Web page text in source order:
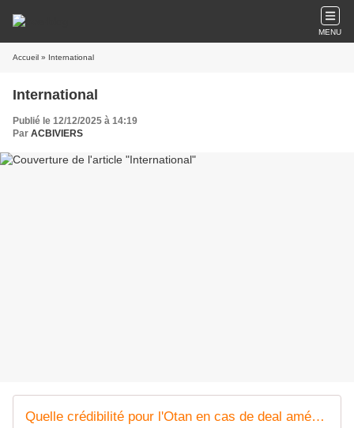
MENU
Accueil » International
International
Publié le 12/12/2025 à 14:19
Par ACBIVIERS
Quelle crédibilité pour l'Otan en cas de deal américano-russe sur l'Ukraine?